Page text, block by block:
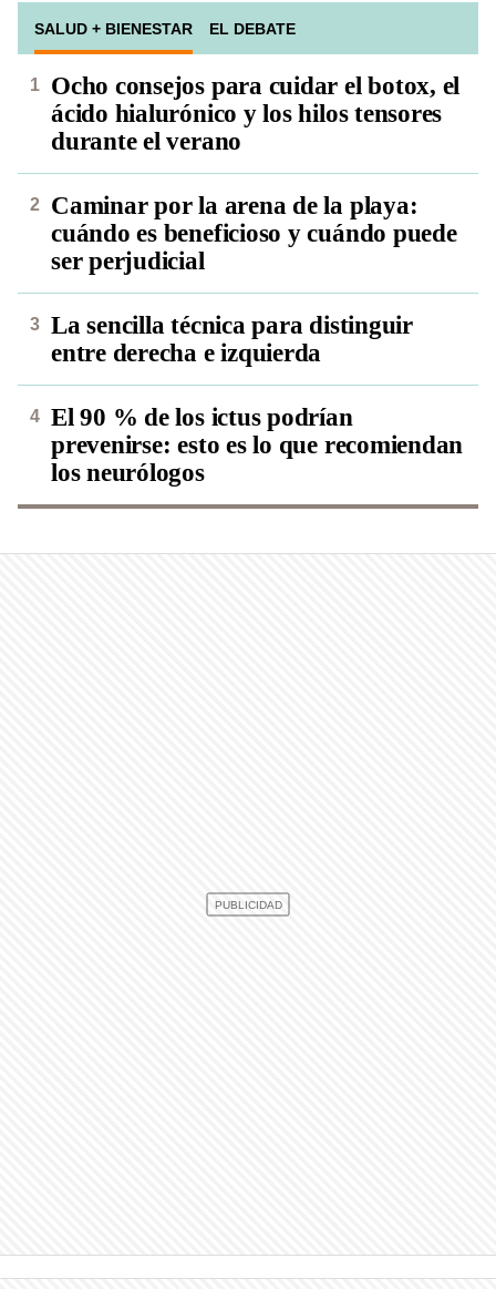
SALUD + BIENESTAR EL DEBATE
Ocho consejos para cuidar el botox, el
ácido hialurónico y los hilos tensores
durante el verano
Caminar por la arena de la playa:
cuándo es beneficioso y cuándo puede
ser perjudicial
La sencilla técnica para distinguir
entre derecha e izquierda
El 90 % de los ictus podrían
prevenirse: esto es lo que recomiendan
los neurólogos